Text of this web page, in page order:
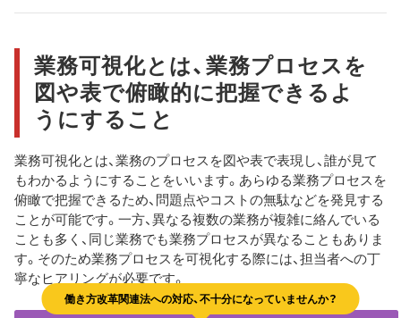
業務可視化とは、業務プロセスを
図や表で俯瞰的に把握できるよ
うにすること
業務可視化とは、業務のプロセスを図や表で表現し、誰が見て
もわかるようにすることをいいます。あらゆる業務プロセスを
俯瞰で把握できるため、問題点やコストの無駄などを発見する
ことが可能です。一方、異なる複数の業務が複雑に絡んでいる
ことも多く、同じ業務でも業務プロセスが異なることもありま
す。そのため業務プロセスを可視化する際には、担当者への丁
寧なヒアリングが必要です。
働き方改革関連法への対応、不十分になっていませんか？